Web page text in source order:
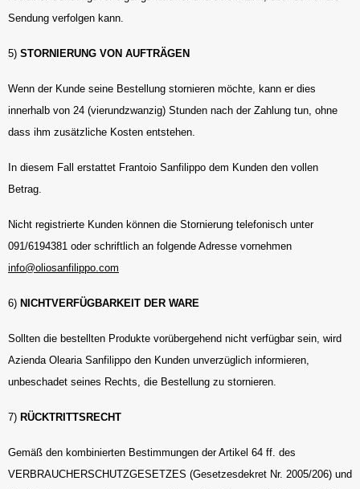
Sendung verfolgen kann.
5) STORNIERUNG VON AUFTRÄGEN
Wenn der Kunde seine Bestellung stornieren möchte, kann er dies
innerhalb von 24 (vierundzwanzig) Stunden nach der Zahlung tun, ohne
dass ihm zusätzliche Kosten entstehen.
In diesem Fall erstattet Frantoio Sanfilippo dem Kunden den vollen
Betrag.
Nicht registrierte Kunden können die Stornierung telefonisch unter
091/6194381 oder schriftlich an folgende Adresse vornehmen
info@oliosanfilippo.com
6) NICHTVERFÜGBARKEIT DER WARE
Sollten die bestellten Produkte vorübergehend nicht verfügbar sein, wird
Azienda Olearia Sanfilippo den Kunden unverzüglich informieren,
unbeschadet seines Rechts, die Bestellung zu stornieren.
7) RÜCKTRITTSRECHT
Gemäß den kombinierten Bestimmungen der Artikel 64 ff. des
VERBRAUCHERSCHUTZGESETZES (Gesetzesdekret Nr. 2005/206) und